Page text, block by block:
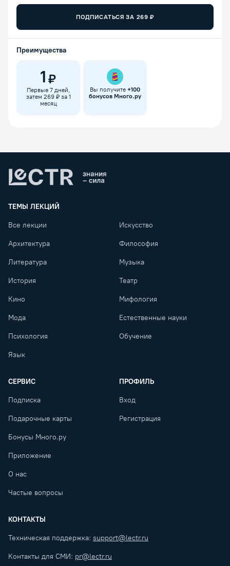
ПОДПИСАТЬСЯ ЗА 269 ₽
Преимущества
1 ₽
Первые 7 дней,
затем 269 ₽ за 1
месяц
Вы получите +100
бонусов Много.ру
ТЕМЫ ЛЕКЦИЙ
Все лекции Искусство
Архитектура Философия
Литература Музыка
История Театр
Кино Мифология
Мода Естественные науки
Психология Обучение
Язык
СЕРВИС
Подписка
Подарочные карты
Бонусы Много.ру
Приложение
О нас
Частые вопросы
ПРОФИЛЬ
Вход
Регистрация
КОНТАКТЫ
Техническая поддержка: support@lectr.ru
Контакты для СМИ: pr@lectr.ru